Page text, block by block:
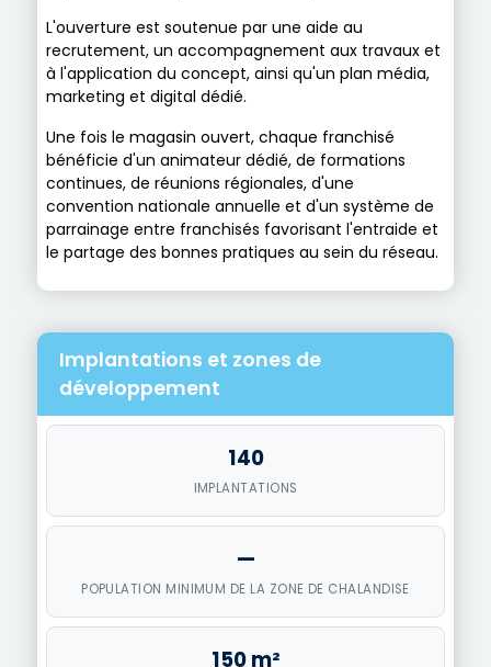
L'ouverture est soutenue par une aide au
recrutement, un accompagnement aux travaux et
à l'application du concept, ainsi qu'un plan média,
marketing et digital dédié.
Une fois le magasin ouvert, chaque franchisé
bénéficie d'un animateur dédié, de formations
continues, de réunions régionales, d'une
convention nationale annuelle et d'un système de
parrainage entre franchisés favorisant l'entraide et
le partage des bonnes pratiques au sein du réseau.
Implantations et zones de
développement
140
IMPLANTATIONS
—
POPULATION MINIMUM DE LA ZONE DE CHALANDISE
150 m²